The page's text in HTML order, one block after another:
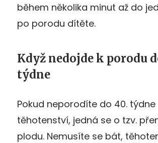
během několika minut až do
po porodu dítěte.
Když nedojde k porodu
týdne
Pokud neporodíte do 40. týdne
těhotenství, jedná se o tzv.
plodu. Nemusíte se bát,